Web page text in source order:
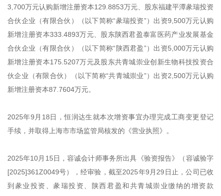
3,700万元认购新增注册资本129.8853万元、股东福建平潭彖瑞投资
合伙企业（有限合伙）（以下简称“彖瑞投资”）出资9,500万元认购
新增注册资本333.4893万元、股东陕西君盈泰富医药产业发展基金
合伙企业（有限合伙）（以下简称“陕西君盈”）出资5,000万元认购
新增注册资本175.5207万元及股东共青城崇业创新生物科技投资合
伙企业（有限合伙）（以下简称“共青城崇业”）出资2,500万元认购
新增注册资本87.7604万元。
2025年9月18日，恒润达生就本次增资事宜办理完成工商变更登记
手续，并取得上海市市场监管局核发的《营业执照》。
2025年10月15日，容诚会计师事务所出具《验资报告》（容诚验字
[2025]361Z0049号），经审验，截至2025年9月29日止，公司已收
到彖业投资、彖瑞投资、陕西君盈和共青城崇业缴纳的增资款